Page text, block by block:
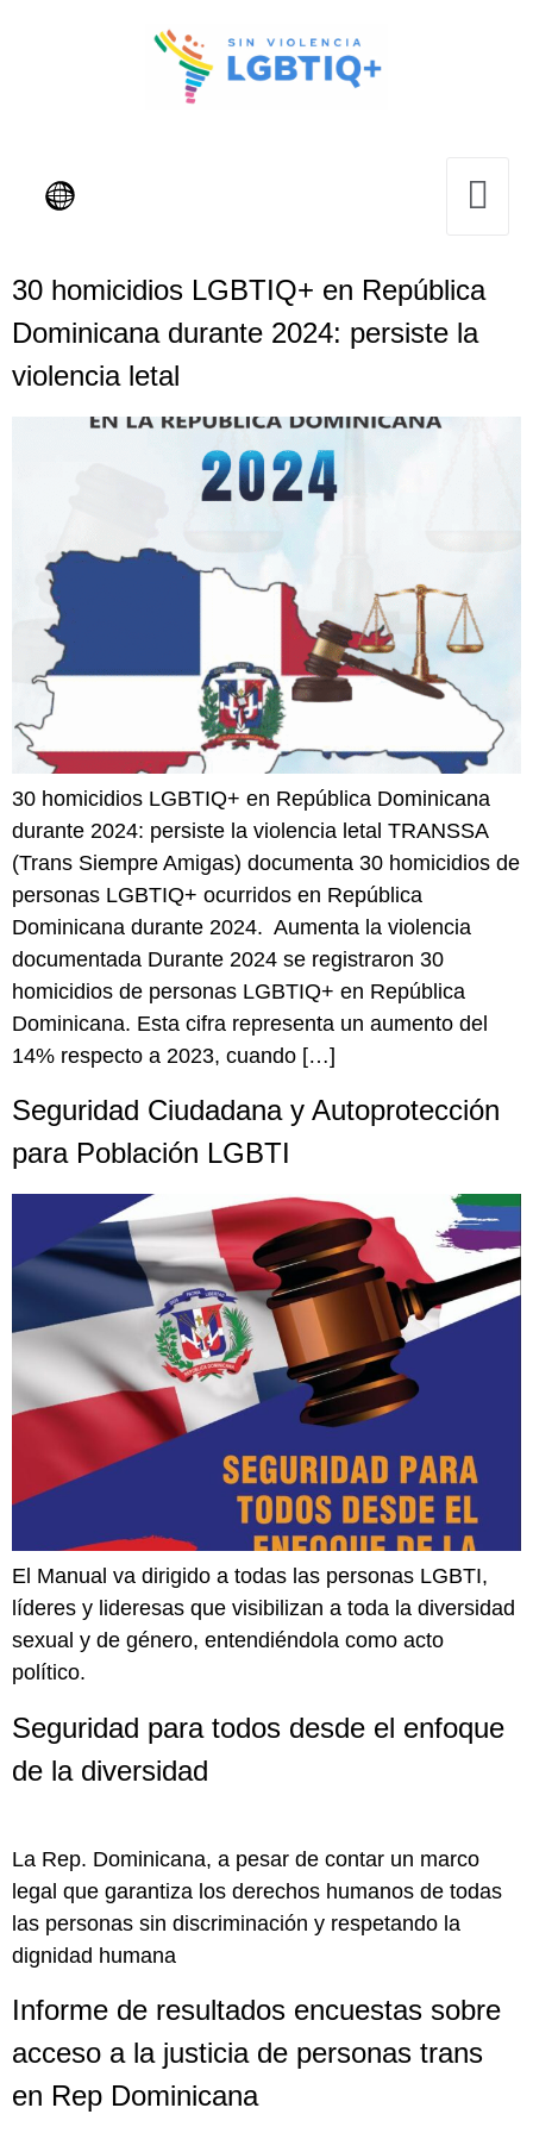
30 homicidios LGBTIQ+ en República
Dominicana durante 2024: persiste la
violencia letal
30 homicidios LGBTIQ+ en República Dominicana
durante 2024: persiste la violencia letal TRANSSA
(Trans Siempre Amigas) documenta 30 homicidios de
personas LGBTIQ+ ocurridos en República
Dominicana durante 2024. Aumenta la violencia
documentada Durante 2024 se registraron 30
homicidios de personas LGBTIQ+ en República
Dominicana. Esta cifra representa un aumento del
14% respecto a 2023, cuando […]
Seguridad Ciudadana y Autoprotección
para Población LGBTI
El Manual va dirigido a todas las personas LGBTI,
líderes y lideresas que visibilizan a toda la diversidad
sexual y de género, entendiéndola como acto
político.
Seguridad para todos desde el enfoque
de la diversidad
La Rep. Dominicana, a pesar de contar un marco
legal que garantiza los derechos humanos de todas
las personas sin discriminación y respetando la
dignidad humana
Informe de resultados encuestas sobre
acceso a la justicia de personas trans
en Rep Dominicana